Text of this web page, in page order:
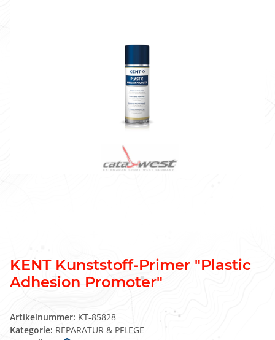
KENT Kunststoff-Primer "Plastic
Adhesion Promoter"
Artikelnummer: KT-85828
Kategorie: REPARATUR & PFLEGE